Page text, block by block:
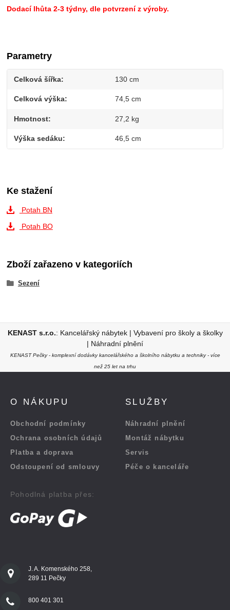
Dodací lhůta 2-3 týdny, dle potvrzení z výroby.
Parametry
Celková šířka 130 cm
Celková výška 74,5 cm
Hmotnost 27,2 kg
Výška sedáku 46,5 cm
Ke stažení
Potah BN
Potah BO
Zboží zařazeno v kategoriích
Sezení
KENAST s.r.o.: Kancelářský nábytek | Vybavení pro školy a školky
| Náhradní plnění
KENAST Pečky - komplexní dodávky kancelářského a školního nábytku a techniky - více
než 25 let na trhu
O NÁKUPU
Obchodní podmínky
Ochrana osobních údajů
Platba a doprava
Odstoupení od smlouvy
Pohodlná platba přes:
SLUŽBY
Náhradní plnění
Montáž nábytku
Servis
Péče o kanceláře
J. A. Komenského 258,
289 11 Pečky
800 401 301